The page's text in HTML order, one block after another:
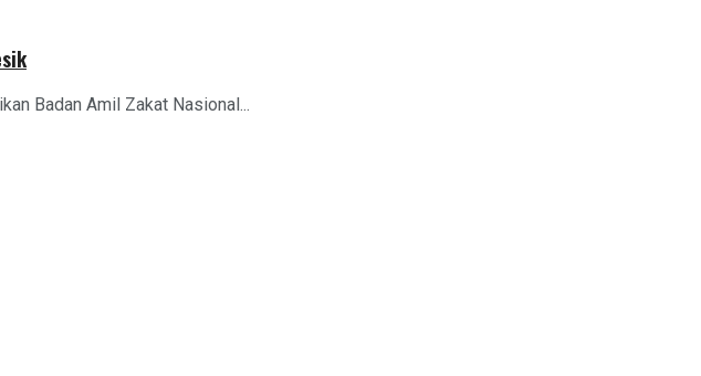
Badan Amil Zakat Nasional...